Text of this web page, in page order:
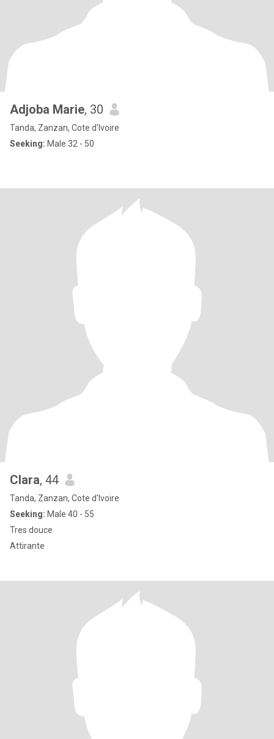
Adjoba Marie, 30
Tanda, Zanzan, Cote d'Ivoire
Seeking: Male 32 - 50
Clara, 44
Tanda, Zanzan, Cote d'Ivoire
Seeking: Male 40 - 55
Tres douce
Attirante